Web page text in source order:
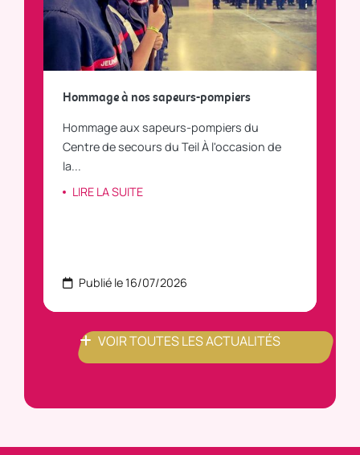
Hommage à nos sapeurs-pompiers
Hommage aux sapeurs-pompiers du
Centre de secours du Teil À l'occasion de
la...
LIRE LA SUITE
Publié le 16/07/2026
VOIR TOUTES LES ACTUALITÉS